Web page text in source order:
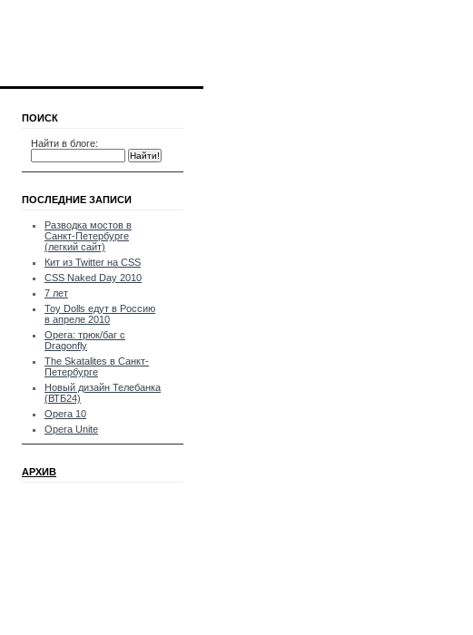
ПОИСК
Найти в блоге:
ПОСЛЕДНИЕ ЗАПИСИ
Разводка мостов в
Санкт-Петербурге
(легкий сайт)
Кит из Twitter на CSS
CSS Naked Day 2010
7 лет
Toy Dolls едут в Россию
в апреле 2010
Opera: трюк/баг с
Dragonfly
The Skatalites в Санкт-
Петербурге
Новый дизайн Телебанка
(ВТБ24)
Opera 10
Opera Unite
АРХИВ